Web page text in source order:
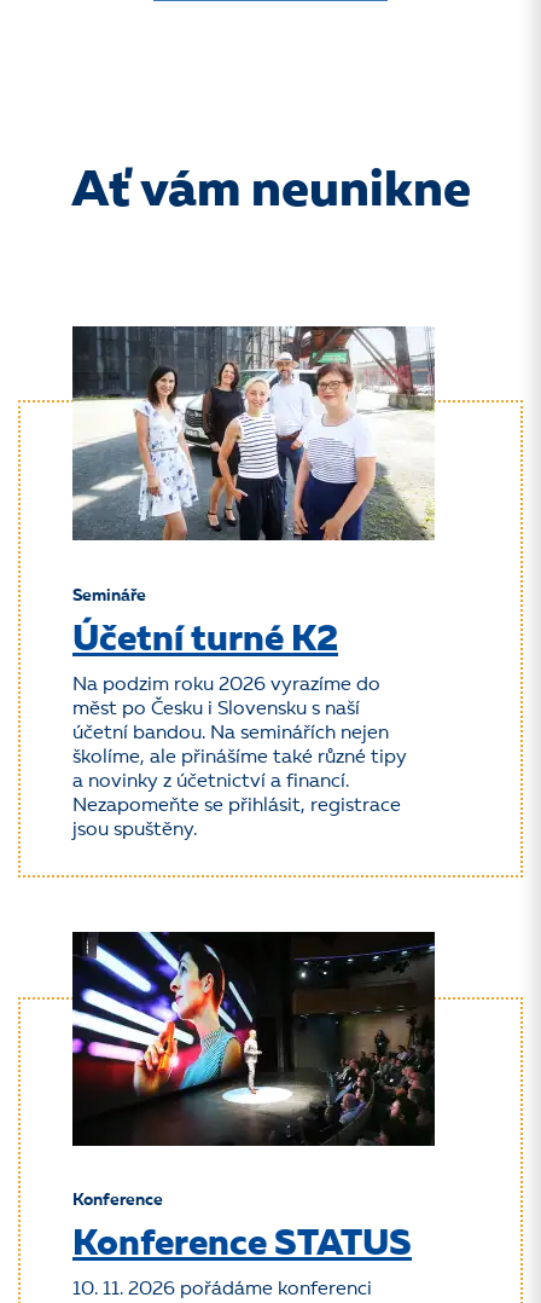
Ať vám neunikne
Semináře
Účetní turné K2
Na podzim roku 2026 vyrazíme do
měst po Česku i Slovensku s naší
účetní bandou. Na seminářích nejen
školíme, ale přinášíme také různé tipy
a novinky z účetnictví a financí.
Nezapomeňte se přihlásit, registrace
jsou spuštěny.
Konference
Konference STATUS
10. 11. 2026 pořádáme konferenci